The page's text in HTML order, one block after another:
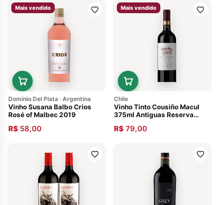
Mais vendido
Domínio Del Plata · Argentina
Vinho Susana Balbo Crios
Rosé of Malbec 2019
R$ 58,00
Mais vendido
Chile
Vinho Tinto Cousiño Macul
375ml Antiguas Reserva
R$ 79,00